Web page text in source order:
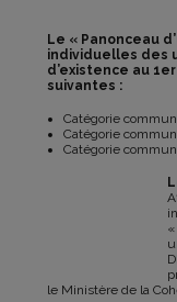
Le « Panonceau
individuelles des
d’existence au
suivantes :
Catégorie
Catégorie
Catégorie
le Ministère de la